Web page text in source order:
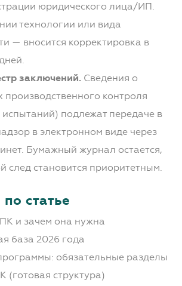
юридического лица/ИП.
технологии или вида
— вносится корректировка в
заключений.Сведения о
производственного контроля
подлежат передаче в
в электронном виде через
Бумажный журнал остается,
след становится приоритетным.
статье
и зачем она нужна
база 2026 года
обязательные разделы
структура)